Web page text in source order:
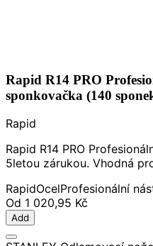
Rapid R14 PRO
sponkovačka (140
Rapid
Rapid R14 PRO
5letou zárukou. Vhodná
RapidOcelProfesionální
Od 1 020,95 Kč
Add